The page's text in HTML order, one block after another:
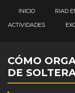
INICIO RIAD
ACTIVIDADES
CÓMO
DE